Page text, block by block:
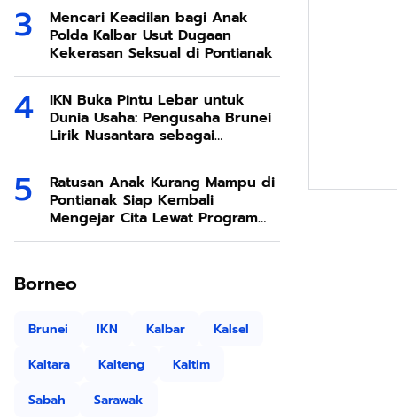
Mencari Keadilan bagi Anak
Polda Kalbar Usut Dugaan
Kekerasan Seksual di Pontianak
IKN Buka Pintu Lebar untuk
Dunia Usaha: Pengusaha Brunei
Lirik Nusantara sebagai
Destinasi Investasi Masa Depan
Ratusan Anak Kurang Mampu di
Pontianak Siap Kembali
Mengejar Cita Lewat Program
Sekolah Rakyat
Borneo
Brunei IKN Kalbar
Kalsel
Kaltara
Kalteng
Kaltim
Sabah
Sarawak